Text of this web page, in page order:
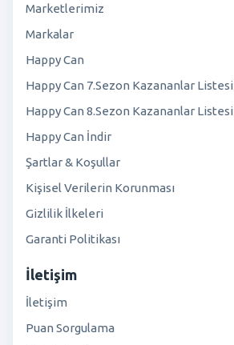
Marketlerimiz
Markalar
Happy Can
Happy Can 7.Sezon Kazananlar Listesi
Happy Can 8.Sezon Kazananlar Listesi
Happy Can İndir
Şartlar & Koşullar
Kişisel Verilerin Korunması
Gizlilik İlkeleri
Garanti Politikası
İletişim
İletişim
Puan Sorgulama